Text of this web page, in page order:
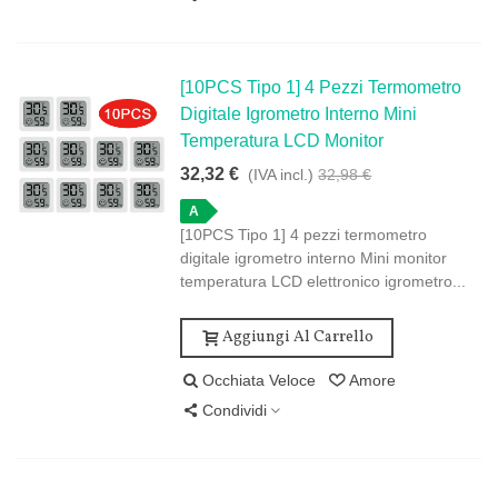
[10PCS Tipo 1] 4 Pezzi Termometro
Digitale Igrometro Interno Mini
Temperatura LCD Monitor
32,32 € (IVA incl.) 32,98 €
A
[10PCS Tipo 1] 4 pezzi termometro
digitale igrometro interno Mini monitor
temperatura LCD elettronico igrometro...
Aggiungi Al Carrello
Occhiata Veloce
Amore
Condividi